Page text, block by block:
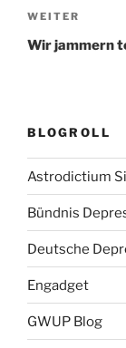
Nächster
Beitrag
WEITER
Wir jammern
BLOGROLL
Astrodictium
Bündnis
Deutsche
Engadget
GWUP Blog